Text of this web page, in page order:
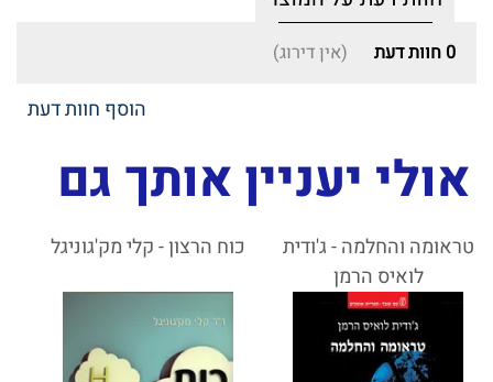
0 חוות דעת (אין דירוג)
הוסף חוות דעת
אולי יעניין אותך גם
טראומה והחלמה - ג'ודית
לואיס הרמן
כוח הרצון - קלי מק'גוניגל